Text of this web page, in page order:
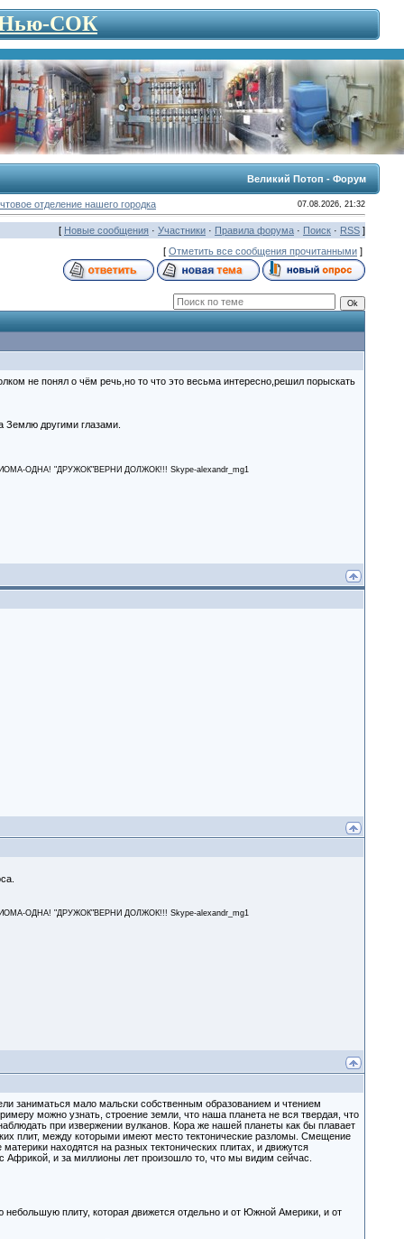
Нью-СОК
Великий Потоп - Форум
отделение нашего городка 07.08.2026, 21:32
[ Новые сообщения· Участники· Правила форума· Поиск· RSS]
[ Отметить все сообщения прочитанными]
не понял о чём речь,но то что это весьма интересно,решил порыскать
Землю другими глазами.
ОДНА! "ДРУЖОК"ВЕРНИ ДОЛЖОК!!! Skype-alexandr_mg1
ОДНА! "ДРУЖОК"ВЕРНИ ДОЛЖОК!!! Skype-alexandr_mg1
заниматься мало мальски собственным образованием и чтением
можно узнать, строение земли, что наша планета не вся твердая, что
при извержении вулканов. Кора же нашей планеты как бы плавает
плит, между которыми имеют место тектонические разломы. Смещение
находятся на разных тектонических плитах, и движутся
и за миллионы лет произошло то, что мы видим сейчас.
небольшую плиту, которая движется отдельно и от Южной Америки, и от